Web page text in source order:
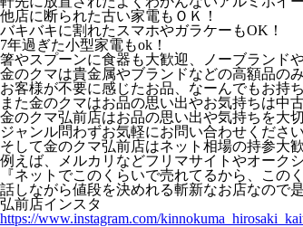
他店に断られた古い家電もＯＫ！
バキバキに割れたスマホやガラケーもOK！
7年過ぎた小型家電もok！
箸やスプーンに食器も大歓迎、ノーブランド
金のクマは貴金属やブランドなどの高額品の
お客様が不要に感じたお品、なーんでもお持
また金のクマはお品の思い出やお気持ちは中
金のクマ弘前店はお品の思い出や気持ちを大
ジャンル問わずお気軽にお問い合わせくださ
そして金のクマ弘前店はネット相場の持参大
例えば、メルカリなどフリマサイトやオーク
『ネットでこのくらいで売れてるから、こ
話しながら値段を決めれる斬新なお店なので
弘前店インスタ
https://www.instagram.com/